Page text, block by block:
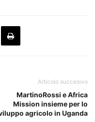
Articolo succesivo
MartinoRossi e Africa
Mission insieme per lo
agricolo in Uganda